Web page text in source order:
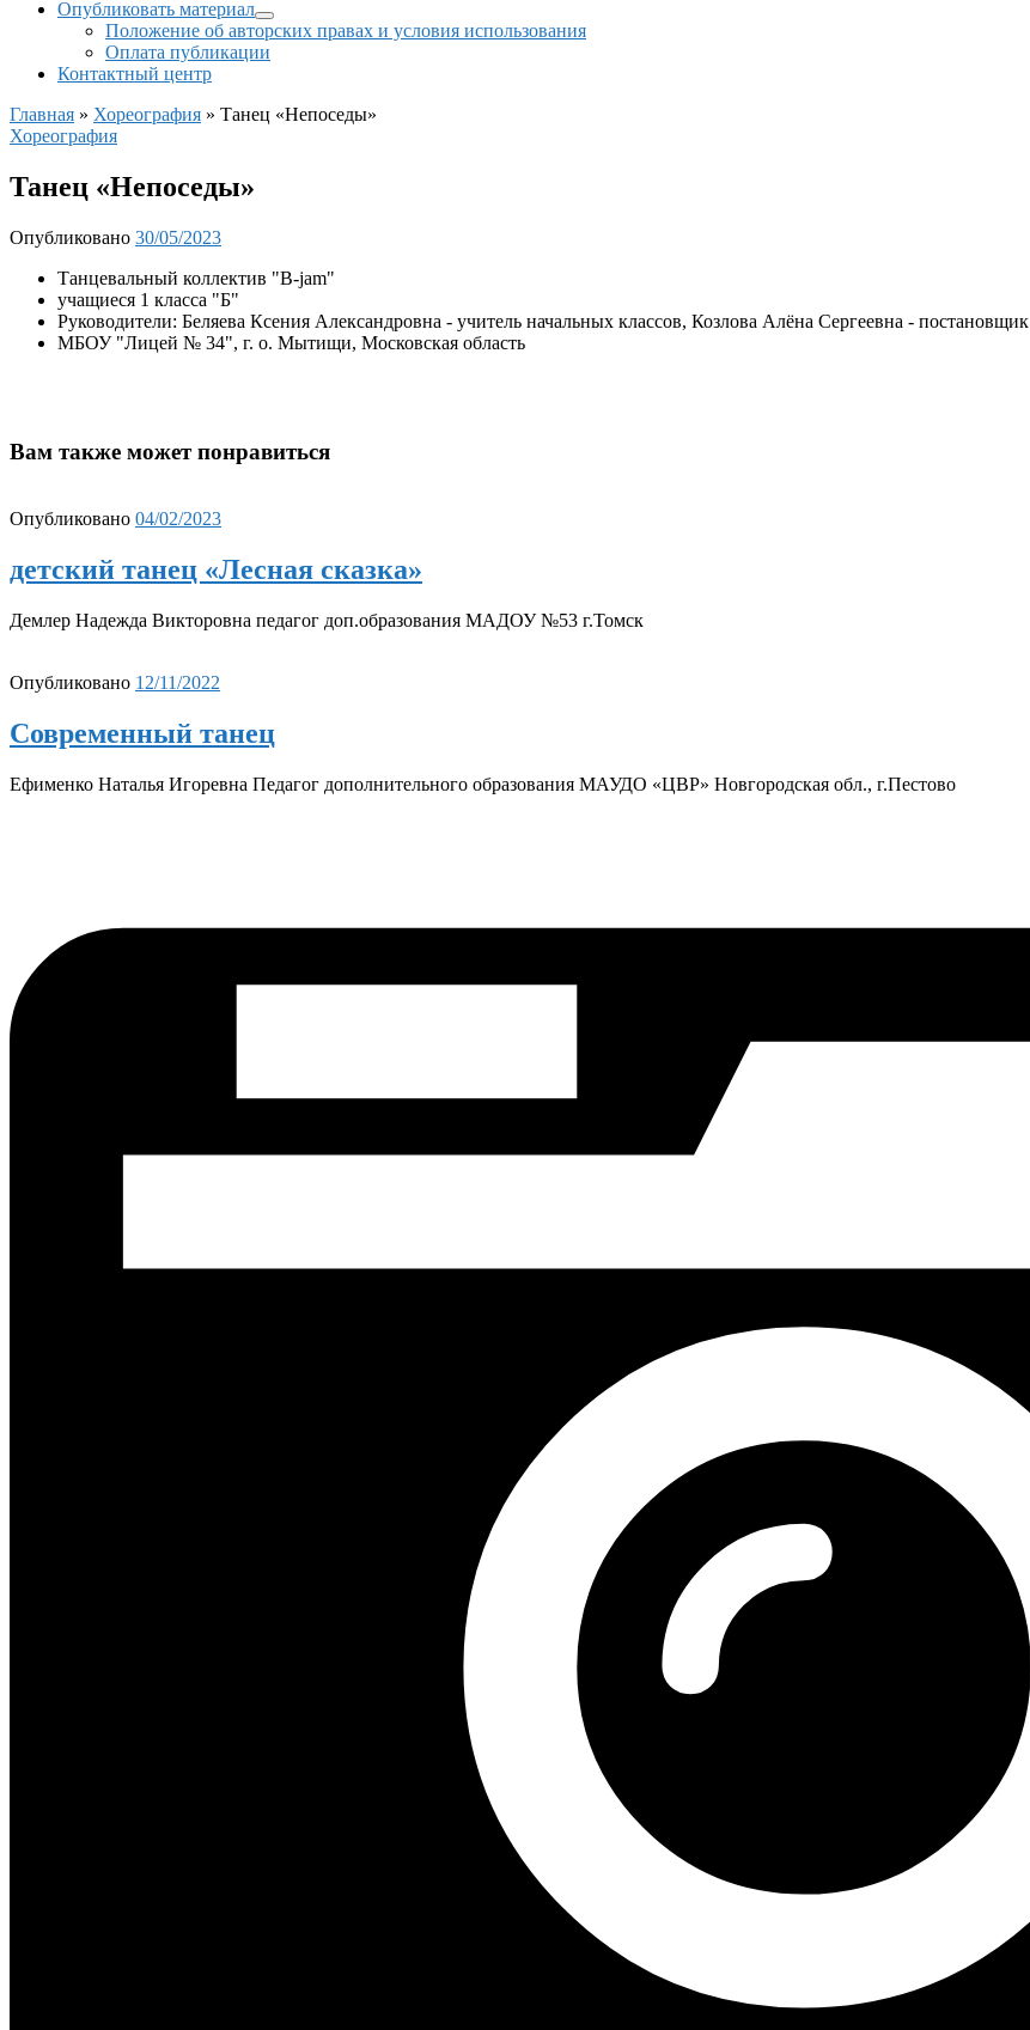
Опубликовать материал
Положение об авторских правах и условия использования
Оплата публикации
Контактный центр
Главная » Хореография » Танец «Непоседы»
Хореография
Танец «Непоседы»
Опубликовано 30/05/2023
Танцевальный коллектив "B-jam"
учащиеся 1 класса "Б"
Руководители: Беляева Ксения Александровна - учитель начальных классов, Козлова Алёна Сергеевна - постановщик
МБОУ "Лицей № 34", г. о. Мытищи, Московская область
Вам также может понравиться
Опубликовано 04/02/2023
детский танец «Лесная сказка»
Демлер Надежда Викторовна педагог доп.образования МАДОУ №53 г.Томск
Опубликовано 12/11/2022
Современный танец
Ефименко Наталья Игоревна Педагог дополнительного образования МАУДО «ЦВР» Новгородская обл., г.Пестово